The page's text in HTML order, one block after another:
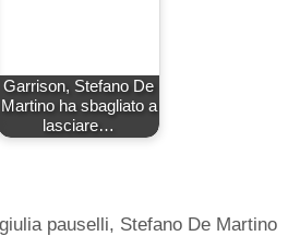
Garrison, Stefano De
Martino ha sbagliato a
lasciare…
giulia pauselli, Stefano De Martino